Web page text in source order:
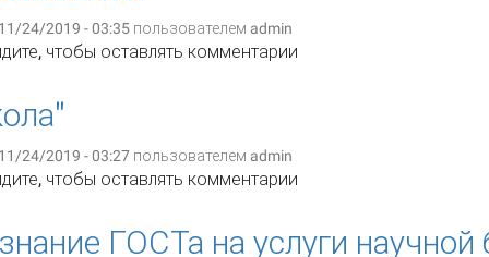
24/2019 - 03:35 пользователем admin
de DataCenter
, чтобы оставлять комментарии
24/2019 - 03:27 пользователем admin
"Школа"
, чтобы оставлять комментарии
ГОСТа на услуги научной